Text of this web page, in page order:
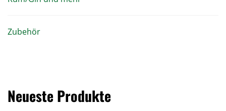
Zubehör
Neueste Produkte